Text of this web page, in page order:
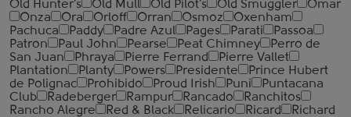
Old Hunter's
Old Mull Old Pilot's Old Smuggler
Omar
Onza
Ora Orloff Orran Osmoz
Oxenham
Pachuca
Paddy Padre Azul Pages Parati
Passoa
Patron
Paul John Pearse Peat Chimney
Perro de
San Juan
Phraya Pierre Ferrand
Pierre Vallet
Plantation
Planty Powers Presidente
Prince Hubert
de Polignac
Prohibido Proud Irish Puni
Puntacana
Club
Radeberger Rampur Rancado
Ranchitos
Rancho Alegre
Red & Black Relicario Ricard
Richard